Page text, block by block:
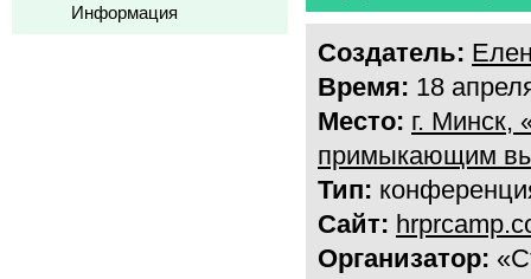
Информация
Создатель:
Время: 18
Место: г. Минск,
примыкающим
Тип:
Сайт:
Организатор: